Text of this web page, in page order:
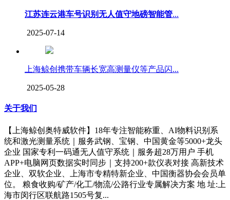
江苏连云港车号识别无人值守地磅智能管...
2025-07-14
上海鲸创携带车辆长宽高测量仪等产品闪...
2025-05-28
关于我们
【上海鲸创奥特威软件】18年专注智能称重、AI物料识别系
统和激光测量系统｜服务武钢、宝钢、中国黄金等5000+龙头
企业 国家专利一码通无人值守系统｜服务超28万用户 手机
APP+电脑网页数据实时同步｜支持200+款仪表对接 高新技术
企业、双软企业、上海市专精特新企业、中国衡器协会会员单
位。 粮食收购/矿产/化工/物流/公路行业专属解决方案 地 址:上
海市闵行区联航路1505号复...